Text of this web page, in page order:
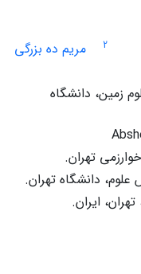
2 مریم ده بزرگی
زمین، دانشگاه
تهران.
دانشگاه تهران.
ایران.